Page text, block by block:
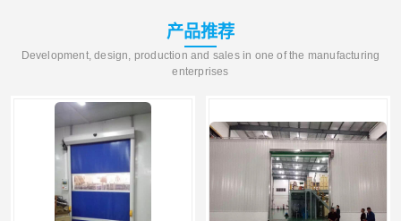
产品推荐
Development, design, production and sales in one of the manufacturing
enterprises